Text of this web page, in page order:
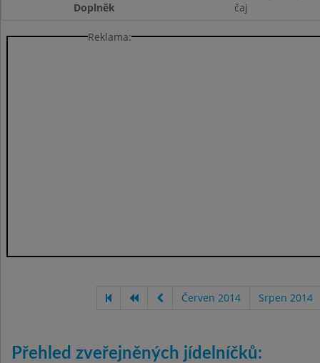
Doplněk
čaj
Reklama:
Červen 2014 Srpen 2014
Přehled zveřejněných jídelníčků: